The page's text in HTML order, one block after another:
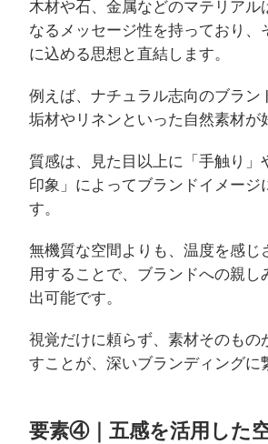
木材や石、金属などのマテリアル
なるメッセージ性を持っており、
に込める思想と直結します。
例えば、ナチュラル志向のブラン
垢材やリネンといった自然素材が
質感は、見た目以上に「手触り」
印象」によってブランドイメージ
す。
無機質な空間よりも、温度を感じ
用することで、ブランドへの親し
出可能です。
視覚だけに頼らず、素材そのもの
すことが、深いブランディングに
要素④｜五感を活用した